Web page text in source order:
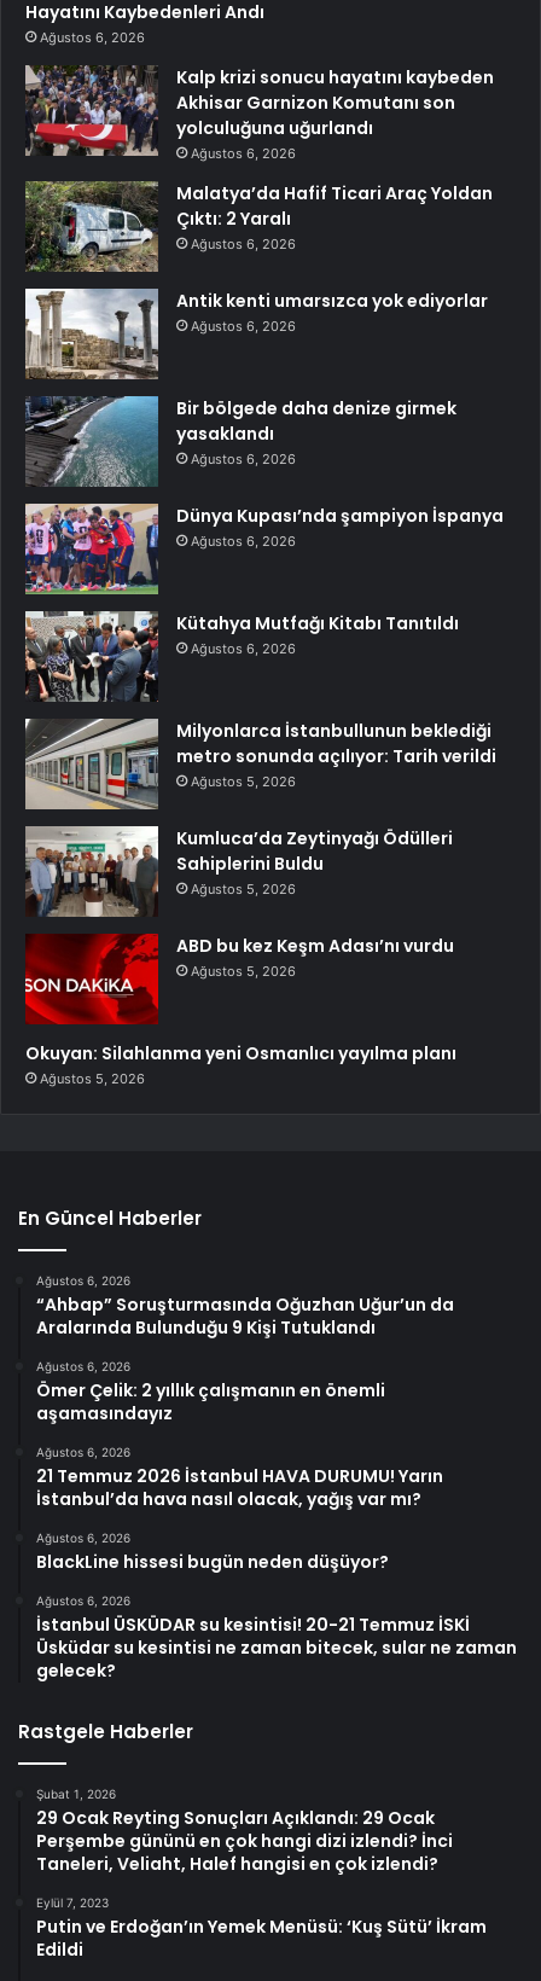
Hayatını Kaybedenleri Andı
Ağustos 6, 2026
Kalp krizi sonucu hayatını kaybeden
Akhisar Garnizon Komutanı son
yolculuğuna uğurlandı
Ağustos 6, 2026
Malatya’da Hafif Ticari Araç Yoldan
Çıktı: 2 Yaralı
Ağustos 6, 2026
Antik kenti umarsızca yok ediyorlar
Ağustos 6, 2026
Bir bölgede daha denize girmek
yasaklandı
Ağustos 6, 2026
Dünya Kupası’nda şampiyon İspanya
Ağustos 6, 2026
Kütahya Mutfağı Kitabı Tanıtıldı
Ağustos 6, 2026
Milyonlarca İstanbullunun beklediği
metro sonunda açılıyor: Tarih verildi
Ağustos 5, 2026
Kumluca’da Zeytinyağı Ödülleri
Sahiplerini Buldu
Ağustos 5, 2026
ABD bu kez Keşm Adası’nı vurdu
Ağustos 5, 2026
Okuyan: Silahlanma yeni Osmanlıcı yayılma planı
Ağustos 5, 2026
En Güncel Haberler
Ağustos 6, 2026
“Ahbap” Soruşturmasında Oğuzhan Uğur’un da
Aralarında Bulunduğu 9 Kişi Tutuklandı
Ağustos 6, 2026
Ömer Çelik: 2 yıllık çalışmanın en önemli
aşamasındayız
Ağustos 6, 2026
21 Temmuz 2026 İstanbul HAVA DURUMU! Yarın
İstanbul’da hava nasıl olacak, yağış var mı?
Ağustos 6, 2026
BlackLine hissesi bugün neden düşüyor?
Ağustos 6, 2026
İstanbul ÜSKÜDAR su kesintisi! 20-21 Temmuz İSKİ
Üsküdar su kesintisi ne zaman bitecek, sular ne zaman
gelecek?
Rastgele Haberler
Şubat 1, 2026
29 Ocak Reyting Sonuçları Açıklandı: 29 Ocak
Perşembe gününü en çok hangi dizi izlendi? İnci
Taneleri, Veliaht, Halef hangisi en çok izlendi?
Eylül 7, 2023
Putin ve Erdoğan’ın Yemek Menüsü: ‘Kuş Sütü’ İkram
Edildi